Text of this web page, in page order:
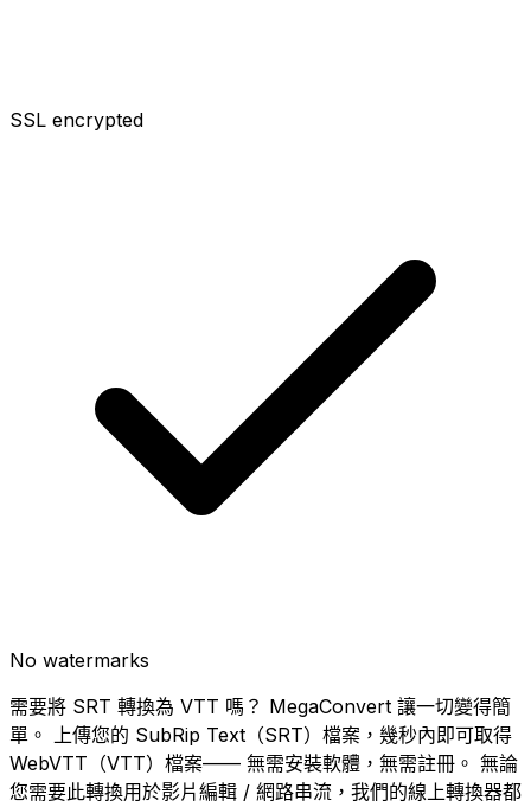
SSL encrypted
No watermarks
需要將 SRT 轉換為 VTT 嗎？ MegaConvert 讓一切變得簡
單。 上傳您的 SubRip Text（SRT）檔案，幾秒內即可取得
WebVTT（VTT）檔案—— 無需安裝軟體，無需註冊。 無論
您需要此轉換用於影片編輯 / 網路串流，我們的線上轉換器都